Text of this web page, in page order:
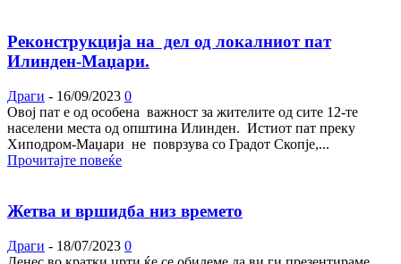
Реконструкција на дел од локалниот пат
Илинден-Маџари.
Драги - 16/09/2023 0
Овој пат е од особена важност за жителите од сите 12-те
населени места од општина Илинден. Истиот пат преку
Хиподром-Маџари не поврзува со Градот Скопје,...
Прочитајте повеќе
Жетва и вршидба низ времето
Драги - 18/07/2023 0